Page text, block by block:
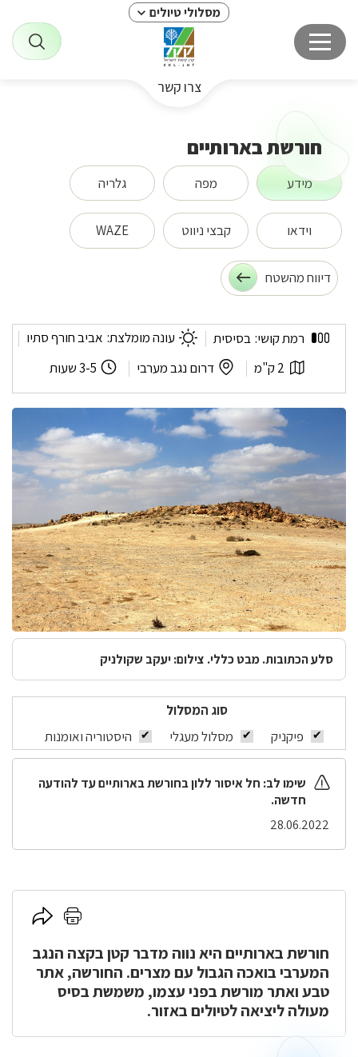
מסלולי טיולים
צרו קשר
חורשת בארותיים
מידע מפה גלריה
וידאו קבצי ניווט WAZE
דיווח מהשטח
חורשת
בארותייםרמת קושי: בסיסית עונה מומלצת: אביב חורף סתיו
אורך 2 ק"מ
לפי דרום נגב מערבי
משך 3-5 שעות
סלע הכתובות. מבט כללי. צילום: יעקב שקולניק
סוג המסלול
פיקניק
מסלול מעגלי היסטוריה ואומנות
שימו לב: חל איסור ללון בחורשת בארותיים עד להודעה
חדשה.
28.06.2022
לחץ
להדפסה
לחץ
לשיתוף
חורשת בארותיים היא נווה מדבר קטן בקצה הנגב
המערבי בואכה הגבול עם מצרים. החורשה, אתר
טבע ואתר מורשת בפני עצמו, משמשת בסיס
מעולה ליציאה לטיולים באזור.